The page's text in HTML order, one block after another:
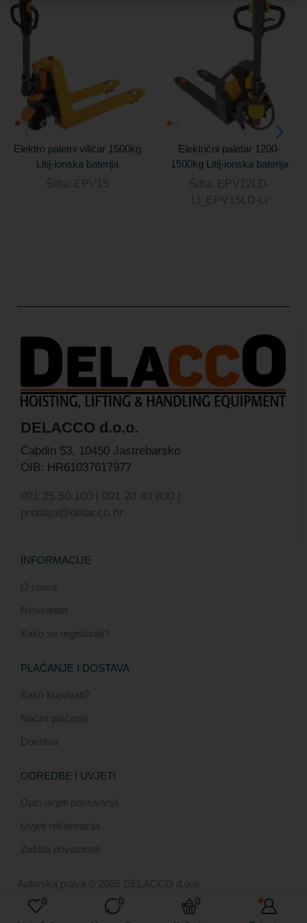
Elektro paletni viličar 1500kg
Litij-ionska baterija
Električni paletar 1200-
1500kg Litij-ionska baterija
DELACCO d.o.o.
Čabdin 53, 10450 Jastrebarsko
OIB: HR61037617977
INFORMACIJE
O nama
Newsletter
Kako se registrirati?
PLAĆANJE I DOSTAVA
Kako kupovati?
Načini plaćanja
Dostava
ODREDBE I UVJETI
Opći uvjeti poslovanja
Uvjeti reklamacija
Zaštita privatnosti
Autorska prava © 2026 DELACCO d.o.o.
0 0 0